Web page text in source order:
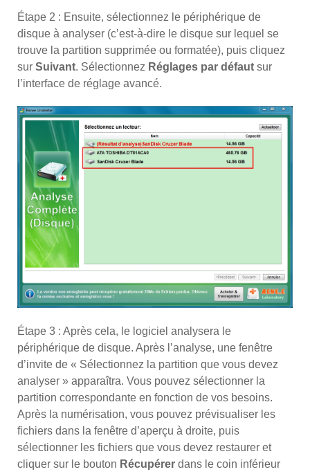
Étape 2 : Ensuite, sélectionnez le périphérique de
disque à analyser (c’est-à-dire le disque sur lequel se
trouve la partition supprimée ou formatée), puis cliquez
sur Suivant. Sélectionnez Réglages par défaut sur
l’interface de réglage avancé.
Étape 3 : Après cela, le logiciel analysera le
périphérique de disque. Après l’analyse, une fenêtre
d’invite de « Sélectionnez la partition que vous devez
analyser » apparaîtra. Vous pouvez sélectionner la
partition correspondante en fonction de vos besoins.
Après la numérisation, vous pouvez prévisualiser les
fichiers dans la fenêtre d’aperçu à droite, puis
sélectionner les fichiers que vous devez restaurer et
cliquer sur le bouton Récupérer dans le coin inférieur